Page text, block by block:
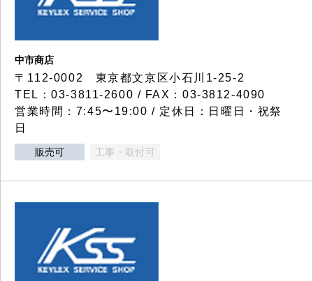
中市商店
〒112-0002 東京都文京区小石川1-25-2
TEL：03-3811-2600 / FAX：03-3812-4090
営業時間：7:45〜19:00 / 定休日：日曜日・祝祭
日
販売可 工事・取付可